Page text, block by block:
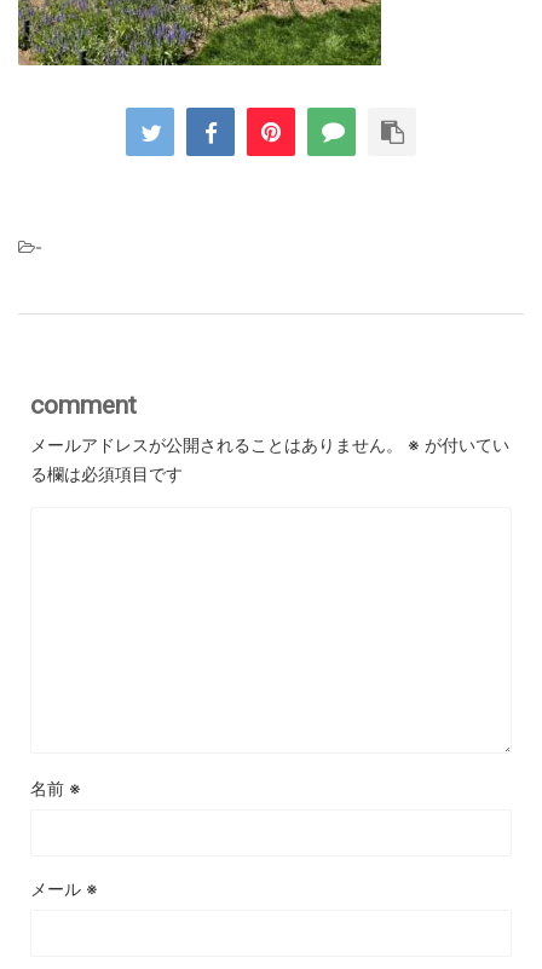
-
comment
メールアドレスが公開されることはありません。 ※ が付いてい
る欄は必須項目です
名前 ※
メール ※